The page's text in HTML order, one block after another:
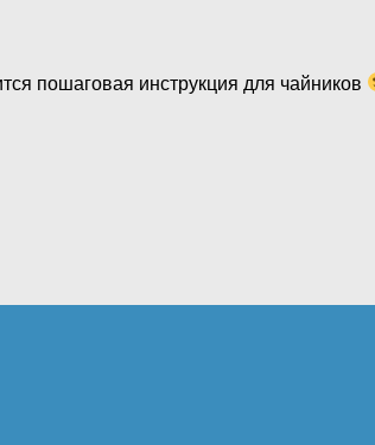
пошаговая инструкция для чайников